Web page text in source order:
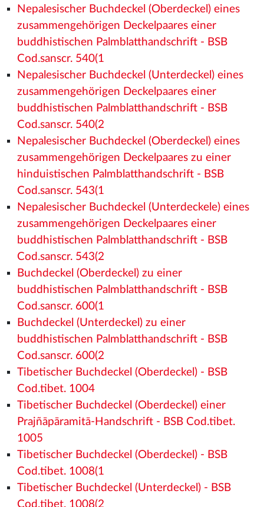
Nepalesischer Buchdeckel (Oberdeckel) eines
zusammengehörigen Deckelpaares einer
buddhistischen Palmblatthandschrift - BSB
Cod.sanscr. 540(1
Nepalesischer Buchdeckel (Unterdeckel) eines
zusammengehörigen Deckelpaares einer
buddhistischen Palmblatthandschrift - BSB
Cod.sanscr. 540(2
Nepalesischer Buchdeckel (Oberdeckel) eines
zusammengehörigen Deckelpaares zu einer
hinduistischen Palmblatthandschrift - BSB
Cod.sanscr. 543(1
Nepalesischer Buchdeckel (Unterdeckele) eines
zusammengehörigen Deckelpaares einer
buddhistischen Palmblatthandschrift - BSB
Cod.sanscr. 543(2
Buchdeckel (Oberdeckel) zu einer
buddhistischen Palmblatthandschrift - BSB
Cod.sanscr. 600(1
Buchdeckel (Unterdeckel) zu einer
buddhistischen Palmblatthandschrift - BSB
Cod.sanscr. 600(2
Tibetischer Buchdeckel (Oberdeckel) - BSB
Cod.tibet. 1004
Tibetischer Buchdeckel (Oberdeckel) einer
Prajñāpāramitā-Handschrift - BSB Cod.tibet.
1005
Tibetischer Buchdeckel (Oberdeckel) - BSB
Cod.tibet. 1008(1
Tibetischer Buchdeckel (Unterdeckel) - BSB
Cod.tibet. 1008(2